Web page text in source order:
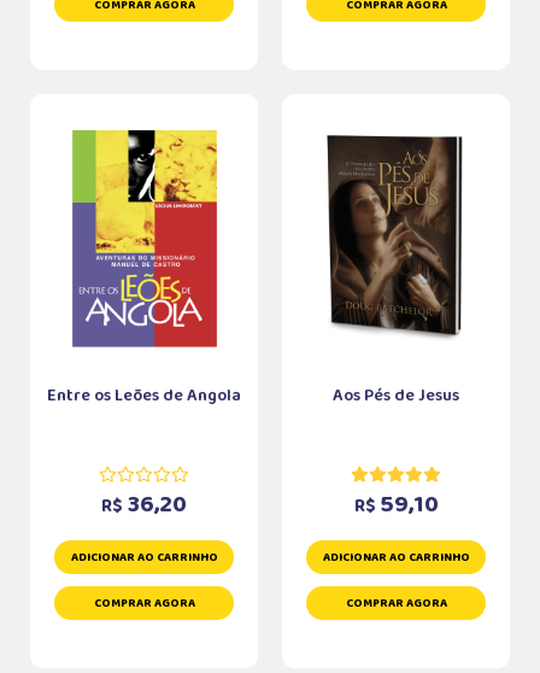
COMPRAR AGORA COMPRAR AGORA
Entre os Leões de Angola
R$ 36,20
ADICIONAR AO CARRINHO
COMPRAR AGORA
Aos Pés de Jesus
R$ 59,10
ADICIONAR AO CARRINHO
COMPRAR AGORA